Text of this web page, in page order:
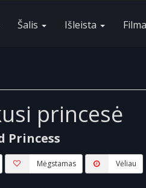
Šalis Išleista
princesė
Princess
Mėgstamas Vėliau